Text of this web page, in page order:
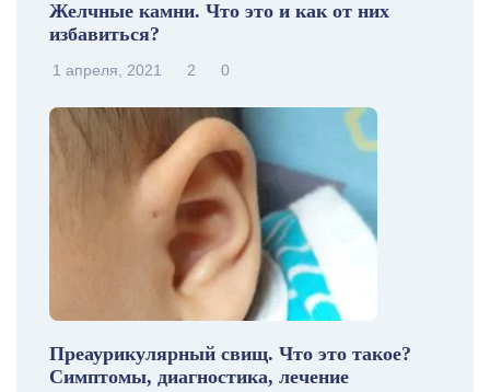
Желчные камни. Что это и как от них
избавиться?
1 апреля, 2021 2 0
Преаурикулярный свищ. Что это такое?
Симптомы, диагностика, лечение